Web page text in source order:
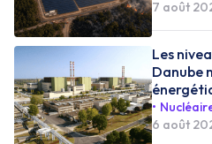
7 août
Les
Danube
6 août